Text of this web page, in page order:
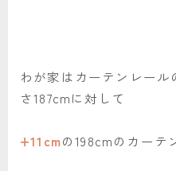
わが家はカーテンレー
さ187cmに対して
+11cmの198cmのカーテ